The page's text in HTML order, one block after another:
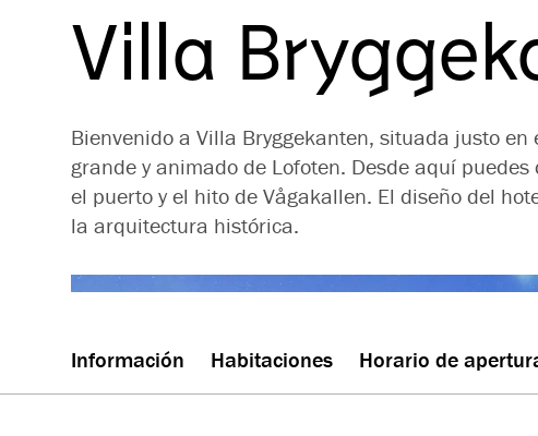
Villa
Bienvenido a Villa Bryggekanten, situada justo
grande y animado de Lofoten. Desde aquí
el puerto y el hito de Vågakallen. El diseño del
la arquitectura histórica.
Información Habitaciones Horario de